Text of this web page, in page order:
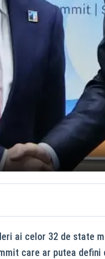
ai celor 32 de state
care ar putea